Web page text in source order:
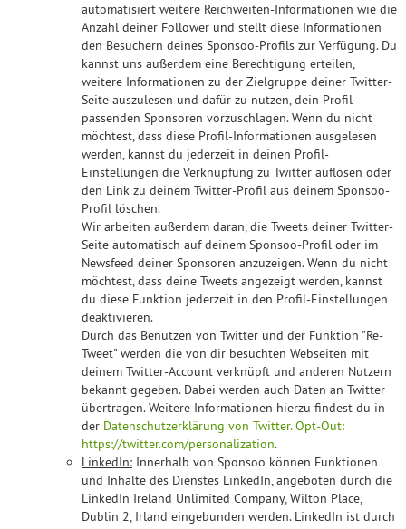
automatisiert weitere Reichweiten-Informationen wie die
Anzahl deiner Follower und stellt diese Informationen
den Besuchern deines Sponsoo-Profils zur Verfügung. Du
kannst uns außerdem eine Berechtigung erteilen,
weitere Informationen zu der Zielgruppe deiner Twitter-
Seite auszulesen und dafür zu nutzen, dein Profil
passenden Sponsoren vorzuschlagen. Wenn du nicht
möchtest, dass diese Profil-Informationen ausgelesen
werden, kannst du jederzeit in deinen Profil-
Einstellungen die Verknüpfung zu Twitter auflösen oder
den Link zu deinem Twitter-Profil aus deinem Sponsoo-
Profil löschen.
Wir arbeiten außerdem daran, die Tweets deiner Twitter-
Seite automatisch auf deinem Sponsoo-Profil oder im
Newsfeed deiner Sponsoren anzuzeigen. Wenn du nicht
möchtest, dass deine Tweets angezeigt werden, kannst
du diese Funktion jederzeit in den Profil-Einstellungen
deaktivieren.
Durch das Benutzen von Twitter und der Funktion "Re-
Tweet" werden die von dir besuchten Webseiten mit
deinem Twitter-Account verknüpft und anderen Nutzern
bekannt gegeben. Dabei werden auch Daten an Twitter
übertragen. Weitere Informationen hierzu findest du in
der Datenschutzerklärung von Twitter. Opt-Out:
https://twitter.com/personalization.
LinkedIn: Innerhalb von Sponsoo können Funktionen
und Inhalte des Dienstes LinkedIn, angeboten durch die
LinkedIn Ireland Unlimited Company, Wilton Place,
Dublin 2, Irland eingebunden werden. LinkedIn ist durch